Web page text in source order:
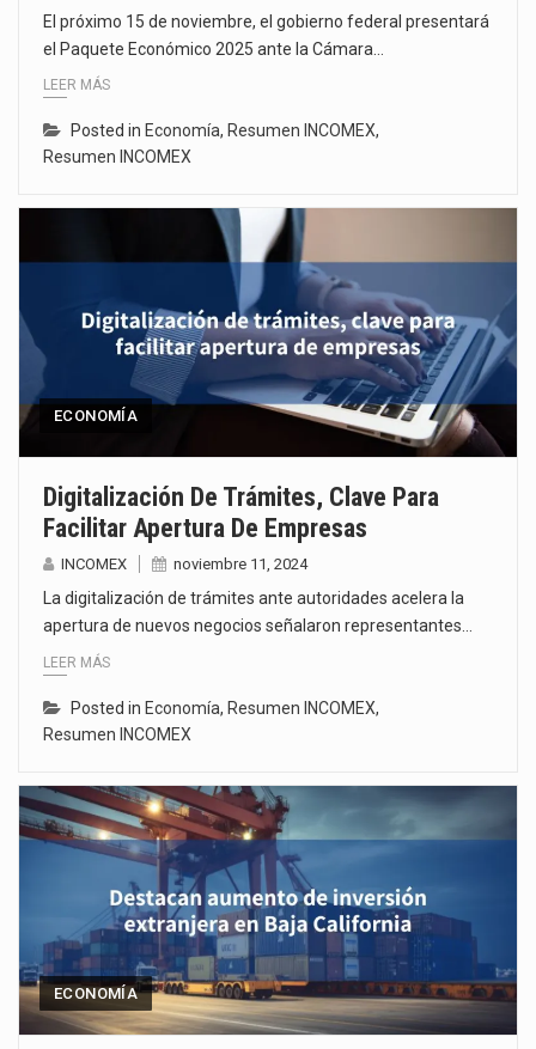
El próximo 15 de noviembre, el gobierno federal presentará
el Paquete Económico 2025 ante la Cámara…
LEER MÁS
Posted in Economía, Resumen INCOMEX,
Resumen INCOMEX
ECONOMÍA
Digitalización De Trámites, Clave Para
Facilitar Apertura De Empresas
INCOMEX noviembre 11, 2024
La digitalización de trámites ante autoridades acelera la
apertura de nuevos negocios señalaron representantes…
LEER MÁS
Posted in Economía, Resumen INCOMEX,
Resumen INCOMEX
ECONOMÍA